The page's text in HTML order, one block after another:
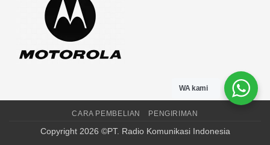
CARA PEMBELIAN PENGIRIMAN
Copyright 2026 ©PT. Radio Komunikasi Indonesia
WA kami